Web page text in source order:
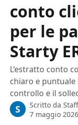
conto
per le
Starty
L’estratto conto
chiaro e
controllo e il
S Scritto da
7 maggio 2026